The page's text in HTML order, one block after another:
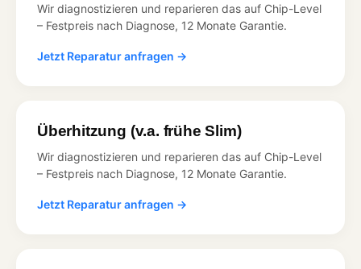
Wir diagnostizieren und reparieren das auf Chip-Level
– Festpreis nach Diagnose, 12 Monate Garantie.
Jetzt Reparatur anfragen →
Überhitzung (v.a. frühe Slim)
Wir diagnostizieren und reparieren das auf Chip-Level
– Festpreis nach Diagnose, 12 Monate Garantie.
Jetzt Reparatur anfragen →